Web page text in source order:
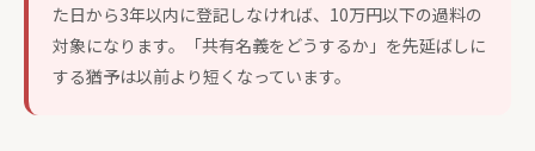
た日から3年以内に登記しなければ、10万円以下の過料の
対象になります。「共有名義をどうするか」を先延ばしに
する猶予は以前より短くなっています。